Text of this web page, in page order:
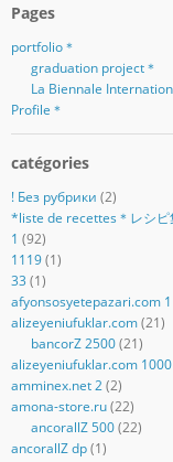
Pages
portfolio＊
graduation project＊
La Biennale
Profile＊
catégories
! Без рубрики (2)
*liste de recettes＊レシ
1 (92)
1119(1)
33 (1)
afyonsosyetepazari.com 1
alizeyeniufuklar.com(21)
bancorZ 2500(21)
alizeyeniufuklar.com 1000
amminex.net 2(2)
amona-store.ru(22)
ancorallZ 500(22)
ancorallZ dp(1)